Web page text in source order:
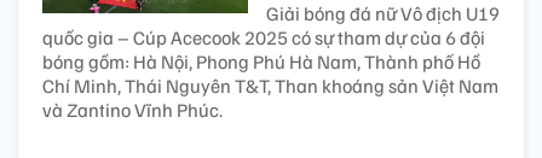
Giải bóng đá nữ Vô địch U19
quốc gia – Cúp Acecook 2025 có sự tham dự của 6 đội
bóng gồm: Hà Nội, Phong Phú Hà Nam, Thành phố Hồ
Chí Minh, Thái Nguyên T&T, Than khoáng sản Việt Nam
và Zantino Vĩnh Phúc.